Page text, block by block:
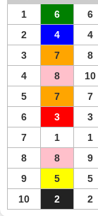
1 6 6
2
4 4
3
7 8
4
8 10
5
7 7
6
3 3
7
1 1
8
8 9
9
5 5
10
2 2